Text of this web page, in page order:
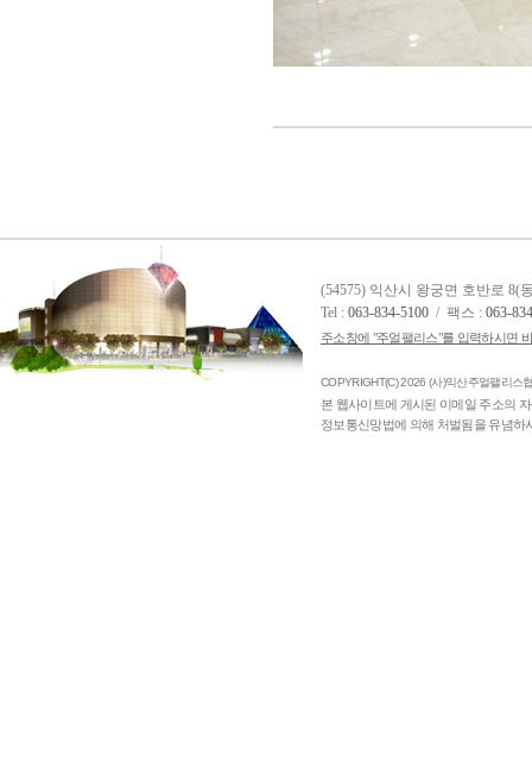
(54575) 익산시 왕궁면 호반로 8(
Tel : 063-834-5100 / 팩스 : 063-
주소창에 "주얼팰리스"를 입력하시면
COPYRIGHT(C) 2026 (사)익산주얼팰리스
본 웹사이트에 게시된 이메일 주소의
정보통신망법에 의해 처벌됨을 유념하